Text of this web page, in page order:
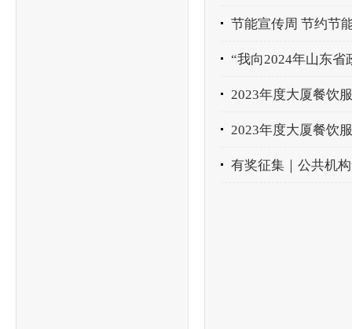
节能宣传周 节约节
“我向2024年山东省
2023年度大厦餐饮
2023年度大厦餐饮
有奖征集｜公共机